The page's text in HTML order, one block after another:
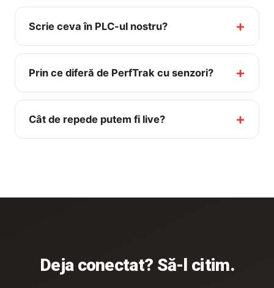
Scrie ceva în PLC-ul nostru?
Prin ce diferă de PerfTrak cu senzori?
Cât de repede putem fi live?
Deja conectat? Să-l citim.